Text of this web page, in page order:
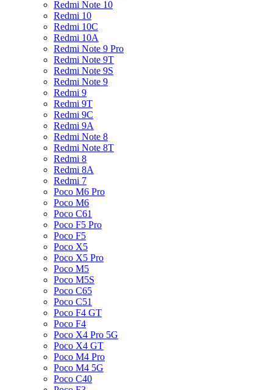
Redmi Note 10
Redmi 10
Redmi 10C
Redmi 10A
Redmi Note 9 Pro
Redmi Note 9T
Redmi Note 9S
Redmi Note 9
Redmi 9
Redmi 9T
Redmi 9C
Redmi 9A
Redmi Note 8
Redmi Note 8T
Redmi 8
Redmi 8A
Redmi 7
Poco M6 Pro
Poco M6
Poco C61
Poco F5 Pro
Poco F5
Poco X5
Poco X5 Pro
Poco M5
Poco M5S
Poco C65
Poco C51
Poco F4 GT
Poco F4
Poco X4 Pro 5G
Poco X4 GT
Poco M4 Pro
Poco M4 5G
Poco C40